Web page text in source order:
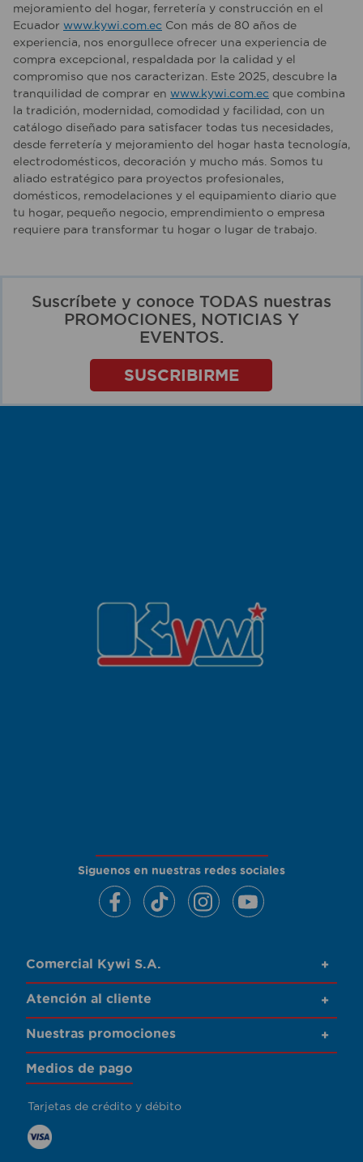
mejoramiento del hogar, ferretería y construcción en el
Ecuador www.kywi.com.ec Con más de 80 años de
experiencia, nos enorgullece ofrecer una experiencia de
compra excepcional, respaldada por la calidad y el
compromiso que nos caracterizan. Este 2025, descubre la
tranquilidad de comprar en www.kywi.com.ec que combina
la tradición, modernidad, comodidad y facilidad, con un
catálogo diseñado para satisfacer todas tus necesidades,
desde ferretería y mejoramiento del hogar hasta tecnología,
electrodomésticos, decoración y mucho más. Somos tu
aliado estratégico para proyectos profesionales,
domésticos, remodelaciones y el equipamiento diario que
tu hogar, pequeño negocio, emprendimiento o empresa
requiere para transformar tu hogar o lugar de trabajo.
Suscríbete y conoce TODAS nuestras
PROMOCIONES, NOTICIAS Y
EVENTOS.
SUSCRIBIRME
Siguenos en nuestras redes sociales
Comercial Kywi S.A. +
Atención al cliente +
Nuestras promociones +
Medios de pago
Tarjetas de crédito y débito